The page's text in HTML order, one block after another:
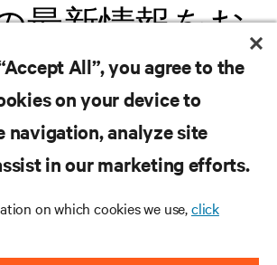
最新情報をお
けします
界動向に関する最新情
でお届けします。ぜひ
録ください。
All”, you agree to the
on your device to
navigation, analyze site
in our marketing efforts.
on which cookies we use,click